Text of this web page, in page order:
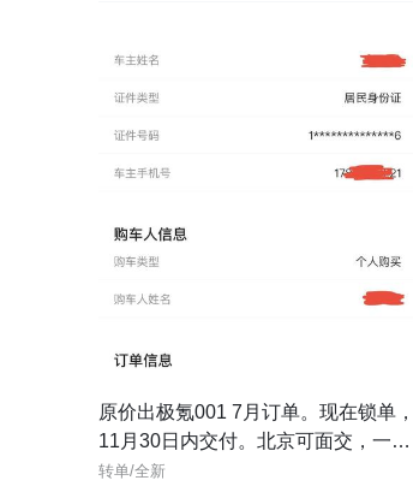
原价出极氪001 7月订单。现在锁单，
11月30日内交付。北京可面交，一对
一协助转单，保证效率和安全
转单/全新